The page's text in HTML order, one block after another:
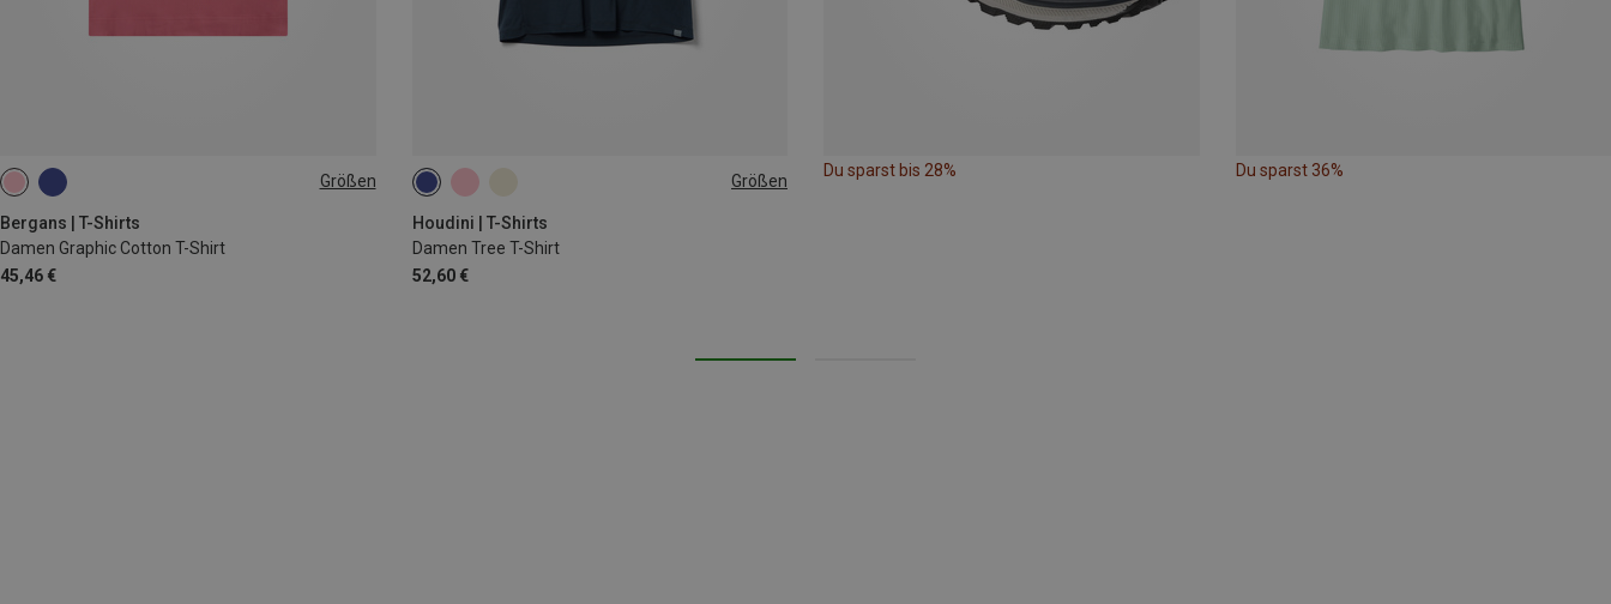
Größen
Bergans | T-Shirts
Damen Graphic Cotton T-Shirt
45,46 €
L Größen
Houdini | T-Shirts
Damen Tree T-Shirt
52,60 €
XS L
Du sparst bis 28% Du sparst 36%